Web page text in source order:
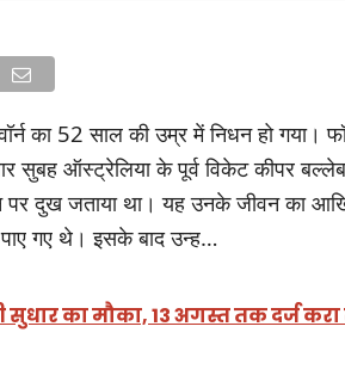
का 52 साल की उम्र में निधन हो गया।
सुबह ऑस्ट्रेलिया के पूर्व विकेट कीपर
पर दुख जताया था। यह उनके जीवन का
पाए गए थे। इसके बाद उन्ह…
सुधार का मौका, 13 अगस्त तक दर्ज